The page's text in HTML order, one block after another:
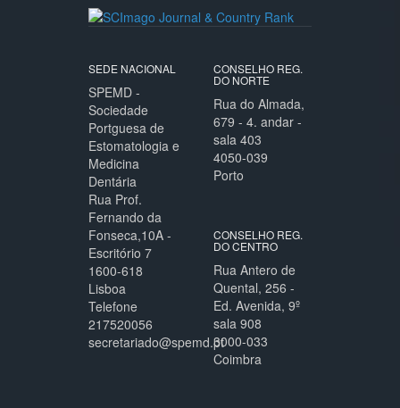
SEDE NACIONAL
SPEMD -
Sociedade
Portguesa de
Estomatologia e
Medicina
Dentária
Rua Prof.
Fernando da
Fonseca,10A -
Escritório 7
1600-618
Lisboa
Telefone
217520056
secretariado@spemd.pt
CONSELHO REG.
DO NORTE
Rua do Almada,
679 - 4. andar -
sala 403
4050-039
Porto
CONSELHO REG.
DO CENTRO
Rua Antero de
Quental, 256 -
Ed. Avenida, 9º
sala 908
3000-033
Coimbra